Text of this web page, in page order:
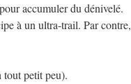
accumuler du dénivelé.
à un ultra-trail. Par contre,
tout petit peu).